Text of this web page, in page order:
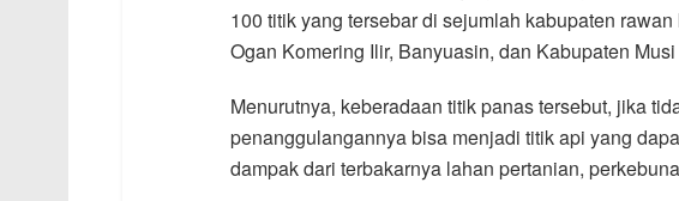
100 titik yang tersebar di sejumlah kabupaten
Ogan Komering Ilir, Banyuasin, dan Kabupaten
Menurutnya, keberadaan titik panas tersebut, jika
penanggulangannya bisa menjadi titik api yang
dampak dari terbakarnya lahan pertanian,